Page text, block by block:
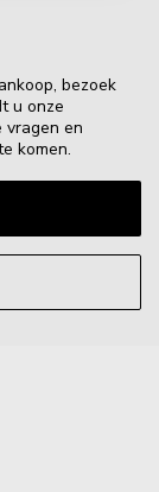
bezoek
u onze
vragen en
komen.